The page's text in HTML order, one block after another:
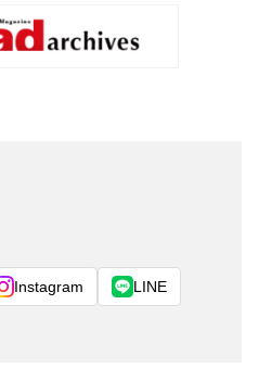
Instagram LINE